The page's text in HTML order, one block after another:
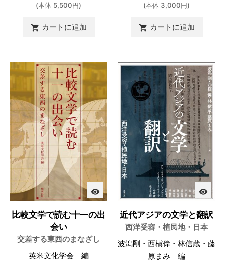
(本体 5,500円)
 カートに追加
(本体 3,000円)
 カートに追加
visibility
比較文学で読む十一の出
会い
交差する東西のまなざし
英米文化学会 編
visibility
近代アジアの文学と翻訳
西洋受容・植民地・日本
波潟剛・西槇偉・林信蔵・藤
原まみ 編